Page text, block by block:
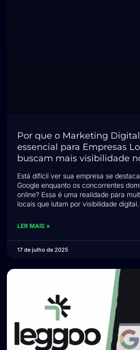
Por que o Marketing
essencial para Empresas
buscam mais visibilidade
Está difícil ver sua empresa se
Google enquanto os concorrentes
online? Essa é uma realidade para
locais que lutam por visibilidade
LER MAIS »
17 de julho de 2025